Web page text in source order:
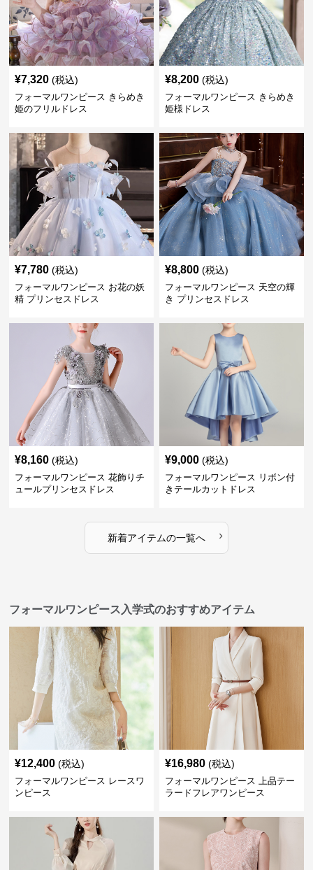
¥7,320 (税込)
フォーマルワンピース きらめき
姫のフリルドレス
¥8,200 (税込)
フォーマルワンピース きらめき
姫様ドレス
¥7,780 (税込)
フォーマルワンピース お花の妖
精 プリンセスドレス
¥8,800 (税込)
フォーマルワンピース 天空の輝
き プリンセスドレス
¥8,160 (税込)
フォーマルワンピース 花飾りチ
ュールプリンセスドレス
¥9,000 (税込)
フォーマルワンピース リボン付
きテールカットドレス
新着アイテムの一覧へ ›
フォーマルワンピース入学式のおすすめアイテム
¥12,400 (税込)
フォーマルワンピース レースワ
ンピース
¥16,980 (税込)
フォーマルワンピース 上品テー
ラードフレアワンピース